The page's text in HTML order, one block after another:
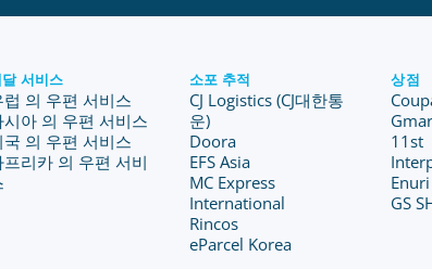
서비스
럽 의 우편 서비스
시아 의 우편 서비스
국 의 우편 서비스
프리카 의 우편 서비
소포 추적
CJ Logistics (CJ대한통
운)
Doora
EFS Asia
MC Express
International
Rincos
eParcel Korea
상점
11st
Enuri
GS